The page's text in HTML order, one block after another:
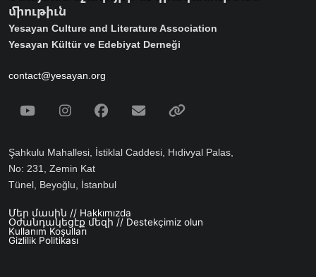
միութիւն
Yesayan Culture and Literature Association
Yesayan Kültür ve Edebiyat Derneği
contact@yesayan.org
Social Media
YoutubeInstagramFacebook
Email
Şahkulu Mahallesi, İstiklal Caddesi, Hıdivyal Palas,
No: 231, Zemin Kat
Tünel, Beyoğlu, İstanbul
Footer menu
Մեր մասին // Hakkımızda
Օժանդակեցէք մեզի // Destekçimiz olun
Kullanım Koşulları
Gizlilik Politikası